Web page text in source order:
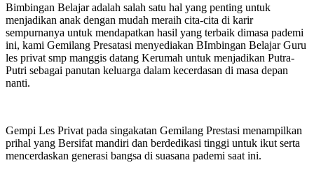
Bimbingan Belajar adalah salah satu hal yang penting untuk
menjadikan anak dengan mudah meraih cita-cita di karir
sempurnanya untuk mendapatkan hasil yang terbaik dimasa pademi
ini, kami Gemilang Presatasi menyediakan BImbingan Belajar Guru
les privat smp manggis datang Kerumah untuk menjadikan Putra-
Putri sebagai panutan keluarga dalam kecerdasan di masa depan
nanti.
Gempi Les Privat pada singakatan Gemilang Prestasi menampilkan
prihal yang Bersifat mandiri dan berdedikasi tinggi untuk ikut serta
mencerdaskan generasi bangsa di suasana pademi saat ini.